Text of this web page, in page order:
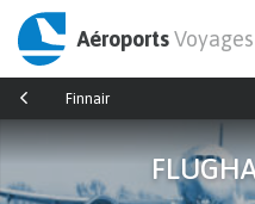
AéroportsVoyages
Finnair